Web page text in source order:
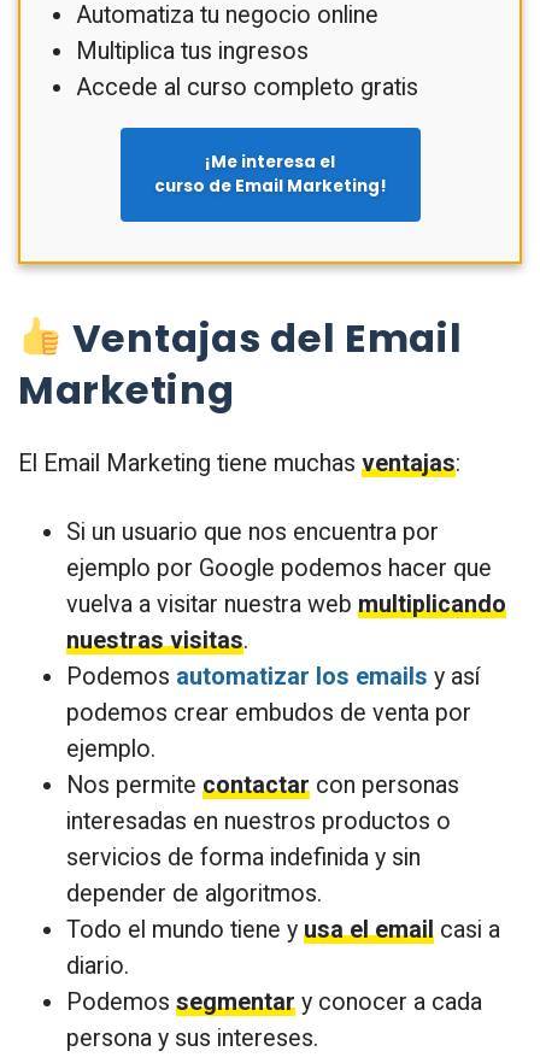
Automatiza tu negocio online
Multiplica tus ingresos
Accede al curso completo gratis
¡Me interesa el
curso de Email Marketing!
Ventajas del Email
Marketing
El Email Marketing tiene muchas ventajas:
Si un usuario que nos encuentra por
ejemplo por Google podemos hacer que
vuelva a visitar nuestra web multiplicando
nuestras visitas.
Podemos automatizar los emails y así
podemos crear embudos de venta por
ejemplo.
Nos permite contactar con personas
interesadas en nuestros productos o
servicios de forma indefinida y sin
depender de algoritmos.
Todo el mundo tiene y usa el email casi a
diario.
Podemos segmentar y conocer a cada
persona y sus intereses.